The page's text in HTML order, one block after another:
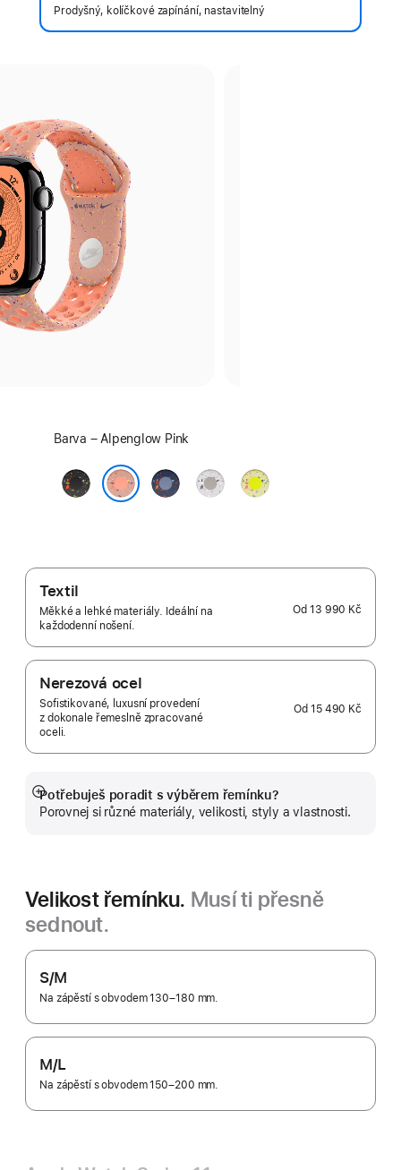
Prodyšný, kolíčkové zapínání, nastavitelný
Vyber
Barva – Alpenglow Pink
Midnight
Black
Blue
Ribbon
Veiled
Grey
Volt
Splash
Textil
Měkké a lehké materiály. Ideální na
každodenní nošení.
Od13 990 Kč
Nerezová ocel
Sofistikované, luxusní provedení
z dokonale řemeslně zpracované
oceli.
Od15 490 Kč
Potřebuješ poradit s výběrem řemínku?
Porovnej si různé materiály, velikosti, styly a vlastnosti.
Zobrazit
více
Velikost řemínku. Musí ti přesně
sednout.
S/M
Na zápěstí s obvodem 130–180 mm.
M/L
Na zápěstí s obvodem 150–200 mm.